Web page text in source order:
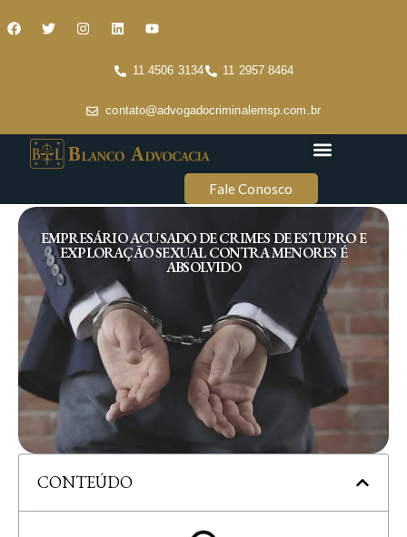
11 4506 3134 11 2957 8464
contato@advogadocriminalemsp.com.br
Fale Conosco
EMPRESÁRIO ACUSADO DE CRIMES DE ESTUPRO E
EXPLORAÇÃO SEXUAL CONTRA MENORES É
ABSOLVIDO
CONTEÚDO